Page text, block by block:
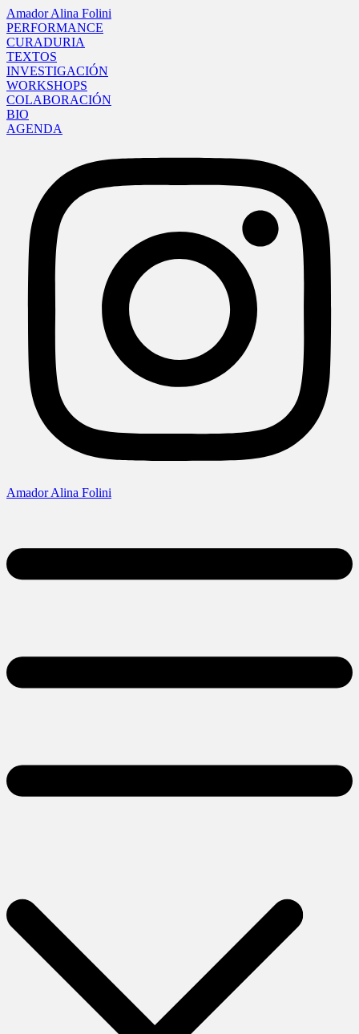
Amador Alina Folini
PERFORMANCE
CURADURIA
TEXTOS
INVESTIGACIÓN
WORKSHOPS
COLABORACIÓN
BIO
AGENDA
Amador Alina Folini